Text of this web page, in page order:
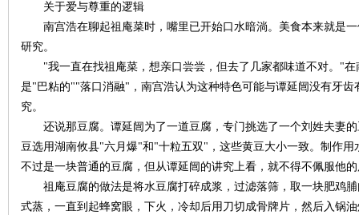
关于爱与尊重的逻辑
南宫浩在聊起祖庵菜时，嘴里已开始口水暗淌。美食本来就是一
研究。
"我一直在找祖庵菜，想亲口尝尝，但去了几家都味道不对。"在
是"巴粘的""落口消融"，南宫浩认为这种特色可能与谭延闿没有牙
究。
还说那豆腐。谭延闿为了一道豆腐，专门挑选了一个刘姓夫妻的
豆选用湖南攸县"六月爆"和"十粒五双"，这些黄豆大小一致。制作
不过是一块普通的豆腐，但从谭延闿的讲究上看，就不得不佩服他
祖庵豆腐的做法是将水豆腐打碎成浆，过滤落筛，取一块肥鸡脯
式蒸，一直到起蜂窝眼，下火，冷却后用刀切成骨牌片，然后入锅